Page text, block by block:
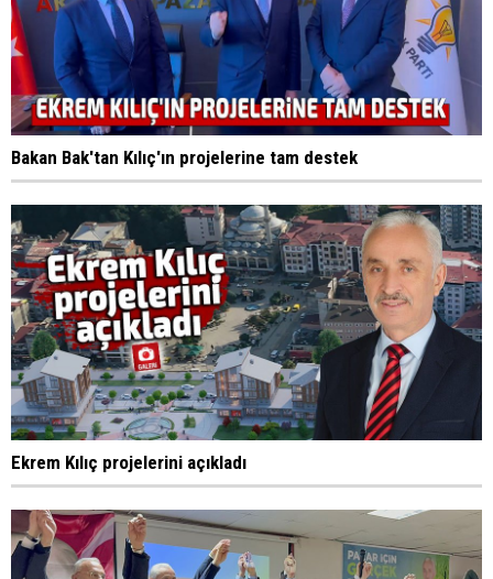
Bakan Bak'tan Kılıç'ın projelerine tam destek
Ekrem Kılıç projelerini açıkladı